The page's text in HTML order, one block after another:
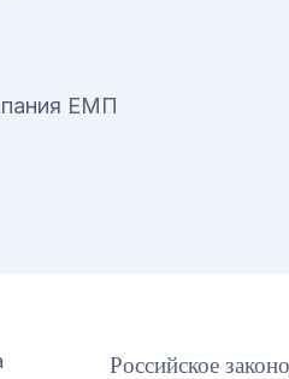
ЕМП
Российское